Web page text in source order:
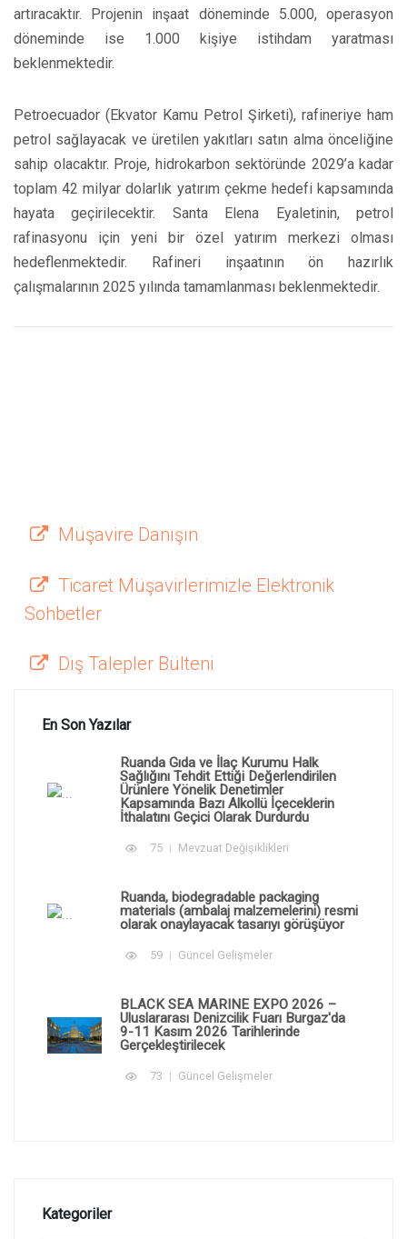
artıracaktır. Projenin inşaat döneminde 5.000, operasyon
döneminde ise 1.000 kişiye istihdam yaratması
beklenmektedir.
Petroecuador (Ekvator Kamu Petrol Şirketi), rafineriye ham
petrol sağlayacak ve üretilen yakıtları satın alma önceliğine
sahip olacaktır. Proje, hidrokarbon sektöründe 2029’a kadar
toplam 42 milyar dolarlık yatırım çekme hedefi kapsamında
hayata geçirilecektir. Santa Elena Eyaletinin, petrol
rafinasyonu için yeni bir özel yatırım merkezi olması
hedeflenmektedir. Rafineri inşaatının ön hazırlık
çalışmalarının 2025 yılında tamamlanması beklenmektedir.
Müşavire Danışın
Ticaret Müşavirlerimizle Elektronik
Sohbetler
Dış Talepler Bülteni
En Son Yazılar
Ruanda Gıda ve İlaç Kurumu Halk
Sağlığını Tehdit Ettiği Değerlendirilen
Ürünlere Yönelik Denetimler
Kapsamında Bazı Alkollü İçeceklerin
İthalatını Geçici Olarak Durdurdu
75 Mevzuat Değişiklikleri
Ruanda, biodegradable packaging
materials (ambalaj malzemelerini) resmi
olarak onaylayacak tasarıyı görüşüyor
59 Güncel Gelişmeler
BLACK SEA MARINE EXPO 2026 –
Uluslararası Denizcilik Fuarı Burgaz'da
9-11 Kasım 2026 Tarihlerinde
Gerçekleştirilecek
73 Güncel Gelişmeler
Kategoriler